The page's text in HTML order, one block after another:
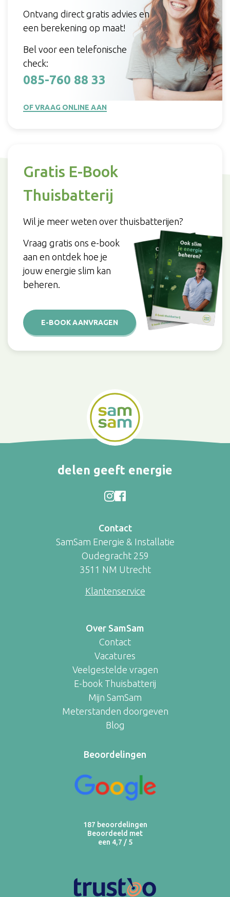
Ontvang direct gratis advies en
een berekening op maat!
Bel voor een telefonische
check:
085-760 88 33
OF VRAAG ONLINE AAN
Gratis E-Book
Thuisbatterij
Wil je meer weten over thuisbatterijen?
Vraag gratis ons e-book
aan en ontdek hoe je
jouw energie slim kan
beheren.
E-BOOK AANVRAGEN
delen geeft energie
Contact
SamSam Energie & Installatie
Oudegracht 259
3511 NM Utrecht
Klantenservice
Over SamSam
Contact
Vacatures
Veelgestelde vragen
E-book Thuisbatterij
Mijn SamSam
Meterstanden doorgeven
Blog
Beoordelingen
187 beoordelingen
Beoordeeld met
een 4,7 / 5